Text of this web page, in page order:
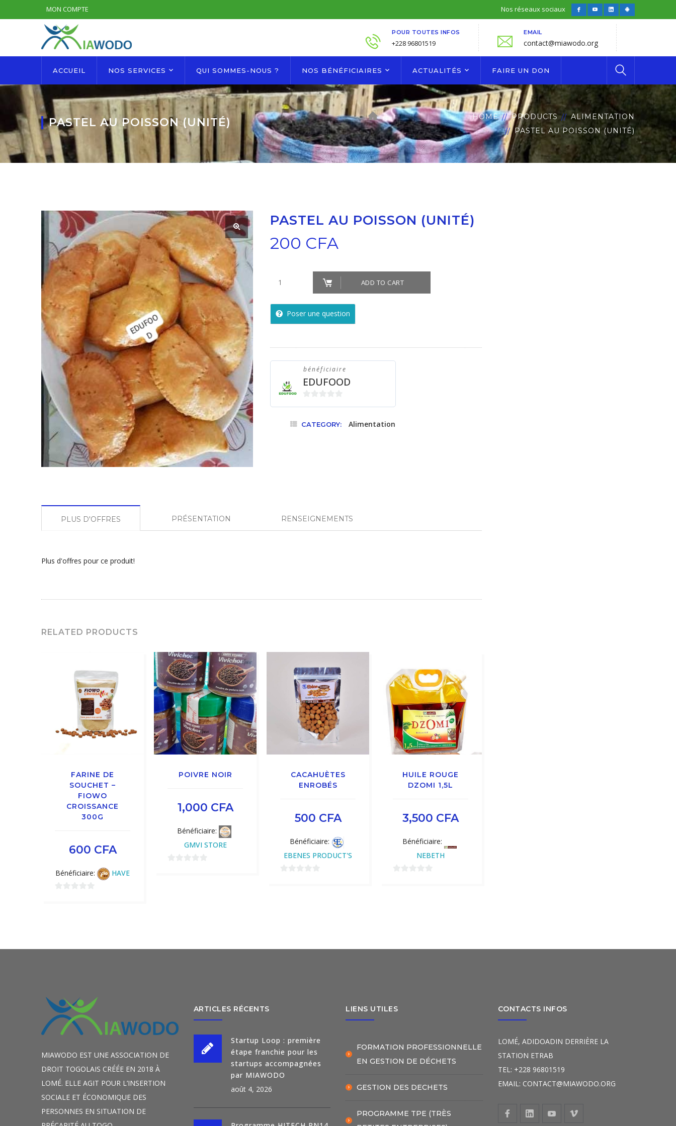
MON COMPTE Nos réseaux sociaux
FacebookYoutubeLinkedInAndroid
POUR TOUTES INFOS
+228 96801519
EMAIL
contact@miawodo.org
ACCUEIL NOS SERVICES QUI SOMMES-NOUS ? NOS BÉNÉFICIAIRES ACTUALITÉS FAIRE UN DON
PASTEL AU POISSON (UNITÉ) HOME PRODUCTS
ALIMENTATION
PASTEL AU POISSON (UNITÉ)
PASTEL AU POISSON (UNITÉ)
200 CFA
Pastel
poisson
(Unité)
ADD TO CART
Poser une question
bénéficiaire
EDUFOOD
5
CATEGORY: Alimentation
PLUS D'OFFRES PRÉSENTATION RENSEIGNEMENTS
Plus d'offres pour ce produit!
RELATED PRODUCTS
FARINE DE
SOUCHET –
FIOWO
CROISSANCE
300G
600 CFA
Bénéficiaire: HAVE
POIVRE NOIR
1,000 CFA
Bénéficiaire:
GMVI STORE
CACAHUÈTES
ENROBÉS
500 CFA
Bénéficiaire:
EBENES PRODUCT'S
HUILE ROUGE
DZOMI 1,5L
3,500 CFA
Bénéficiaire:
NEBETH
MIAWODO EST UNE ASSOCIATION DE
DROIT TOGOLAIS CRÉÉE EN 2018 À
LOMÉ. ELLE AGIT POUR L’INSERTION
SOCIALE ET ÉCONOMIQUE DES
PERSONNES EN SITUATION DE
ARTICLES RÉCENTS
Startup Loop : première
étape franchie pour les
startups accompagnées
par MIAWODO
août 4, 2026
LIENS UTILES
FORMATION PROFESSIONNELLE
EN GESTION DE DÉCHETS
GESTION DES DECHETS
PROGRAMME TPE (TRÈS
CONTACTS INFOS
LOMÉ, ADIDOADIN DERRIÈRE LA
STATION ETRAB
TEL: +228 96801519
EMAIL: CONTACT@MIAWODO.ORG